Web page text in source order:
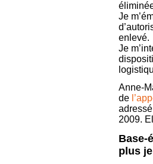
Je
enlevé.
Je
Anne-
de
2009.
Base-
plus